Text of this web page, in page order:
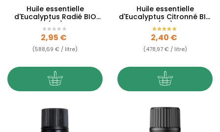
Huile essentielle
d'Eucalyptus Radié BIO
(AB)
Prix
2,95 €
(588,69 € / litre)
Huile essentielle
d'Eucalyptus Citronné BIO
(AB)
Prix
2,40 €
(478,97 € / litre)